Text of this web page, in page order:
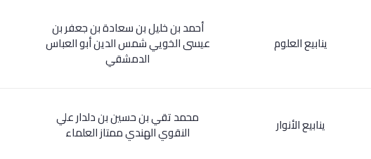
ينابيع العلوم
أحمد بن خليل بن سعادة بن جعفر بن
عيسى الخويي شمس الدين أبو العباس
الدمشقي
ينابيع الأنوار محمد تقي بن حسين بن دلدار علي
النقوي الهندي ممتاز العلماء